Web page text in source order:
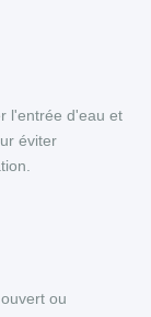
l'entrée d'eau et
éviter
ou